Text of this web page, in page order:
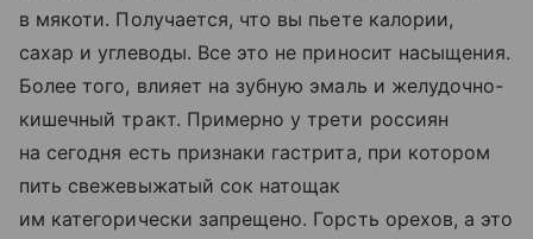
в мякоти. Получается, что вы пьете калории,
сахар и углеводы. Все это не приносит насыщения.
Более того, влияет на зубную эмаль и желудочно-
кишечный тракт. Примерно у трети россиян
на сегодня есть признаки гастрита, при котором
пить свежевыжатый сок натощак
им категорически запрещено. Горсть орехов, а это